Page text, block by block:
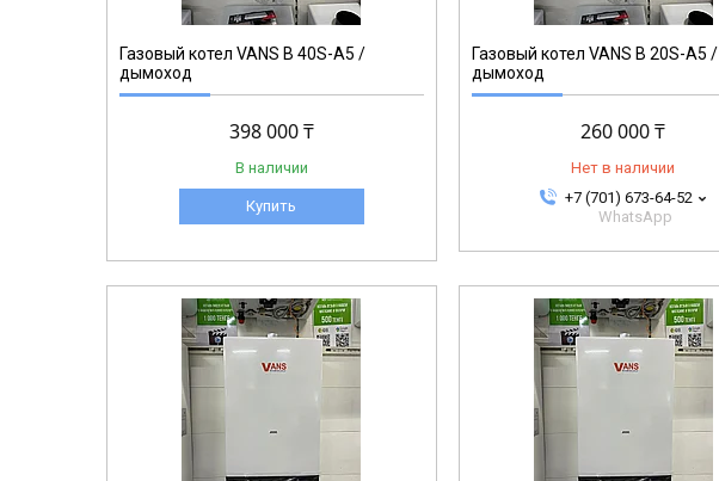
Газовый котел VANS B 40S-A5 /
дымоход
398 000 ₸
В наличии
Купить
Газовый котел VANS B 20S-A5 /
дымоход
260 000 ₸
Нет в наличии
+7 (701) 673-64-52
WhatsApp